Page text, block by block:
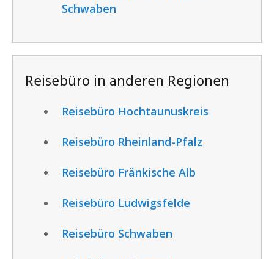
Schwaben
Reisebüro in anderen Regionen
Reisebüro Hochtaunuskreis
Reisebüro Rheinland-Pfalz
Reisebüro Fränkische Alb
Reisebüro Ludwigsfelde
Reisebüro Schwaben